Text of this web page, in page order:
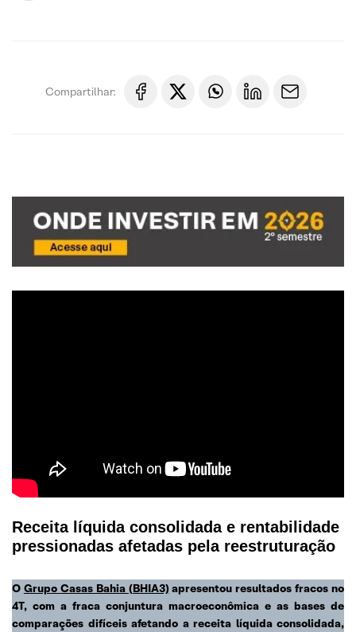
Compartilhar:
Receita líquida consolidada e rentabilidade
pressionadas afetadas pela reestruturação
O Grupo Casas Bahia (BHIA3) apresentou resultados fracos no
4T, com a fraca conjuntura macroeconômica e as bases de
comparações difíceis afetando a receita líquida consolidada,